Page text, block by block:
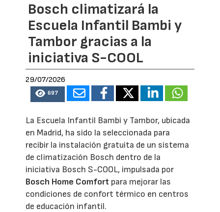
Bosch climatizará la
Escuela Infantil Bambi y
Tambor gracias a la
iniciativa S-COOL
29/07/2026
697
La Escuela Infantil Bambi y Tambor, ubicada
en Madrid, ha sido la seleccionada para
recibir la instalación gratuita de un sistema
de climatización Bosch dentro de la
iniciativa Bosch S-COOL, impulsada por
Bosch Home Comfort para mejorar las
condiciones de confort térmico en centros
de educación infantil.